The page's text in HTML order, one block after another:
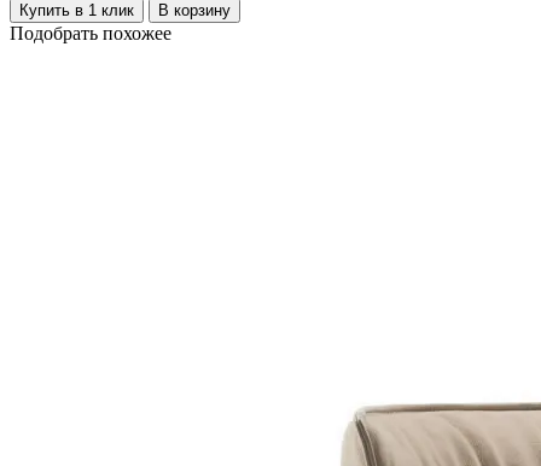
Купить в 1 клик В корзину
Подобрать похожее